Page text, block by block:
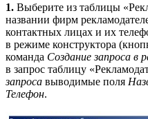
1. Выберите из таблицы
названии фирм
контактных лицах и их
в режиме конструктора
команда Создание запроса в
в запрос таб­лицу
запроса выводимые поля
Телефон.